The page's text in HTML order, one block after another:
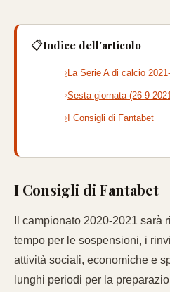
📋Indice dell'articolo
La Serie A di calcio
Sesta giornata (26-9-
I Consigli di Fantabet
I Consigli di Fantabet
Il campionato 2020-2021 sarà
tempo per le sospensioni, i
attività sociali, economiche e
lunghi periodi per la